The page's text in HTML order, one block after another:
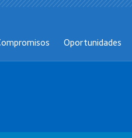
Oportunidades